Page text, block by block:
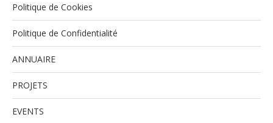
Politique de Cookies
Politique de Confidentialité
ANNUAIRE
PROJETS
EVENTS